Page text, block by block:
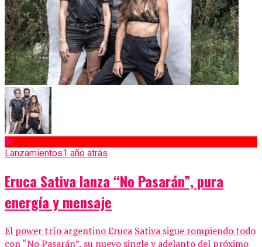
Lanzamientos1 año atrás
Eruca Sativa lanza “No Pasarán”, pura
energía y mensaje
El power trío argentino Eruca Sativa sigue rompiendo todo
con “No Pasarán”, su nuevo single y adelanto del próximo